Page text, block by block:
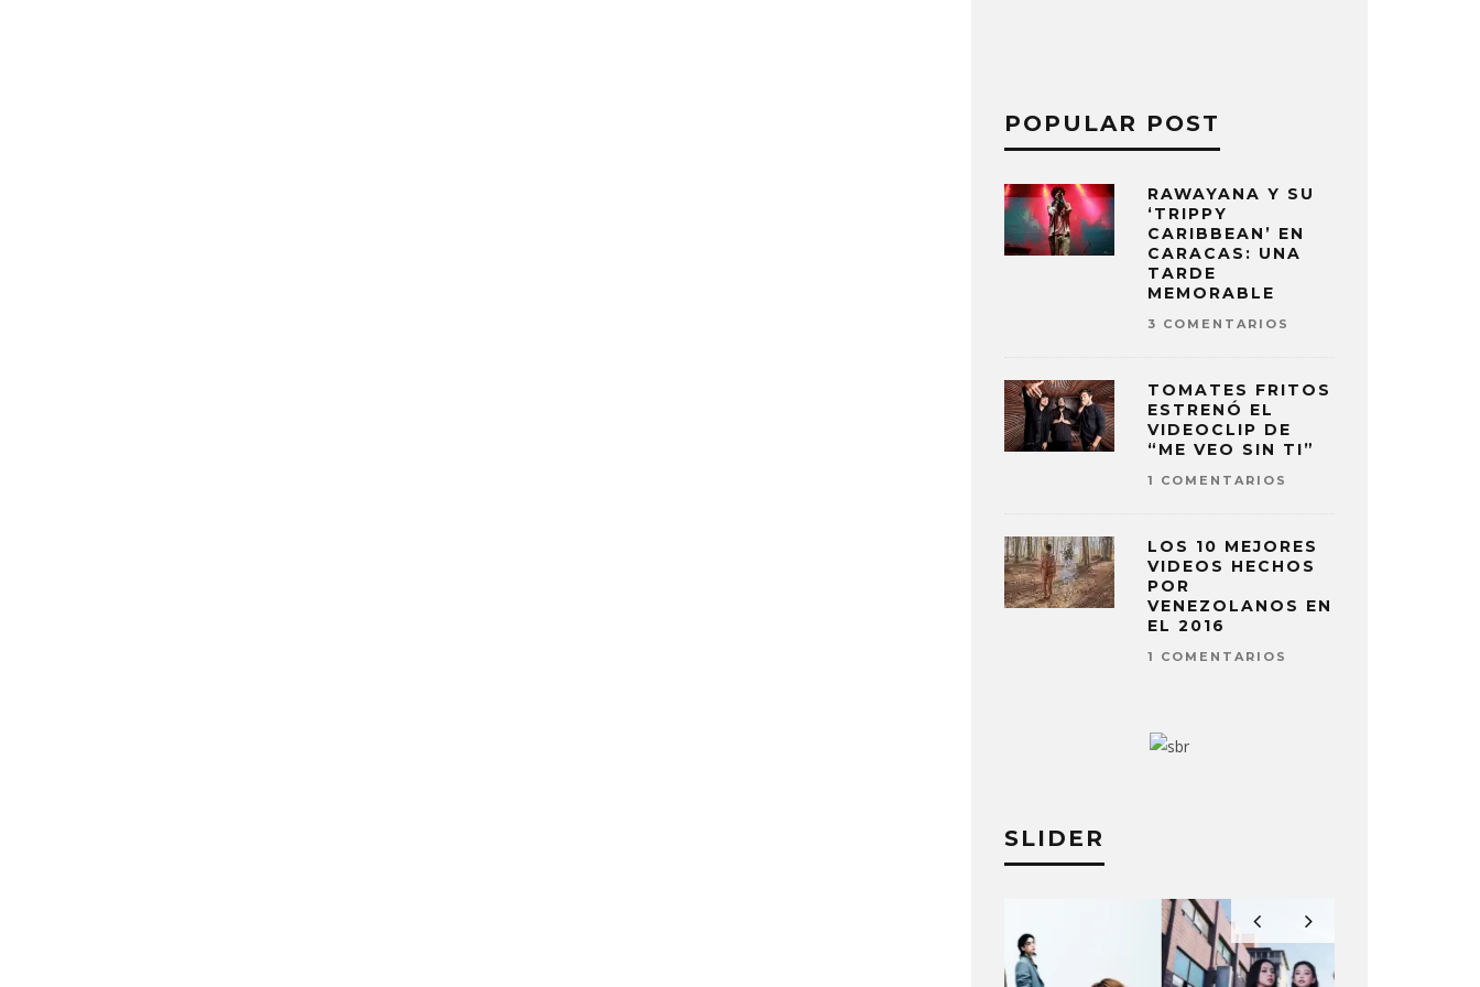
POPULAR POST
RAWAYANA Y SU
‘TRIPPY
CARIBBEAN’ EN
CARACAS: UNA
TARDE
MEMORABLE
3 COMENTARIOS
TOMATES FRITOS
ESTRENÓ EL
VIDEOCLIP DE
“ME VEO SIN TI”
1 COMENTARIOS
LOS 10 MEJORES
VIDEOS HECHOS
POR
VENEZOLANOS EN
EL 2016
1 COMENTARIOS
SLIDER